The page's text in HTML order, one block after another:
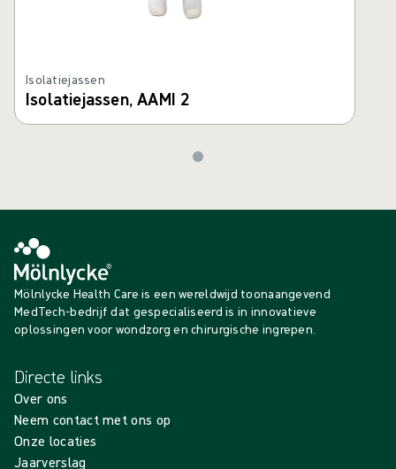
Isolatiejassen
Isolatiejassen, AAMI 2
Mölnlycke Health Care is een wereldwijd toonaangevend
MedTech-bedrijf dat gespecialiseerd is in innovatieve
oplossingen voor wondzorg en chirurgische ingrepen.
Directe links
Over ons
Neem contact met ons op
Onze locaties
Jaarverslag